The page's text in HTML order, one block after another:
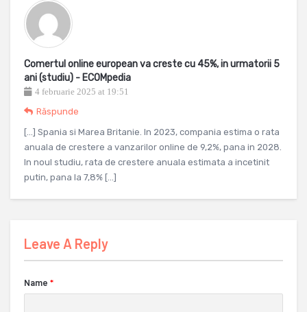
Comertul online european va creste cu 45%, in urmatorii 5
ani (studiu) - ECOMpedia
4 februarie 2025 at 19:51
Răspunde
[…] Spania si Marea Britanie. In 2023, compania estima o rata
anuala de crestere a vanzarilor online de 9,2%, pana in 2028.
In noul studiu, rata de crestere anuala estimata a incetinit
putin, pana la 7,8% […]
Leave A Reply
Name *